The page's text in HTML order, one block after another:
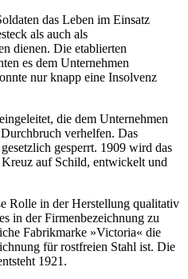
das Leben im Einsatz
als auch als
dienen. Die etablierten
es dem Unternehmen
nur knapp eine Insolvenz
die dem Unternehmen
verhelfen. Das
gesperrt. 1909 wird das
auf Schild, entwickelt und
Rolle in der Herstellung qualitativ
in der Firmenbezeichnung zu
Fabrikmarke »Victoria« die
für rostfreien Stahl ist. Die
1921.